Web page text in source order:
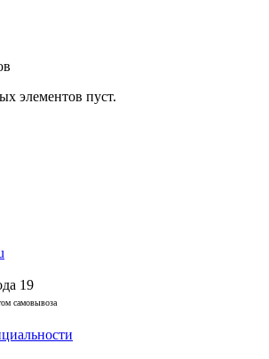
элементов пуст.
19
самовывоза